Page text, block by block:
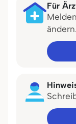
Für
ändern.